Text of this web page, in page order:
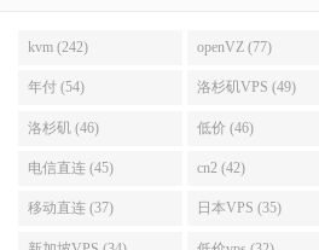
kvm (242) openVZ (77)
年付 (54) 洛杉矶VPS (49)
洛杉矶 (46) 低价 (46)
电信直连 (45) cn2 (42)
移动直连 (37) 日本VPS (35)